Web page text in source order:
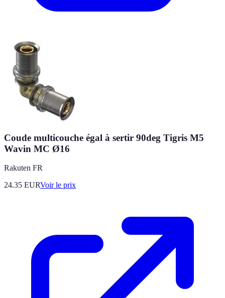
Coude multicouche égal à sertir 90deg Tigris M5
Wavin MC Ø16
Rakuten FR
24.35 EURVoir le prix